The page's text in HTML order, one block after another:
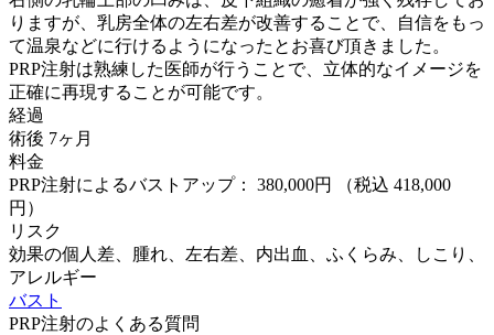
りますが、乳房全体の左右差が改善することで、自信をもっ
て温泉などに行けるようになったとお喜び頂きました。
PRP注射は熟練した医師が行うことで、立体的なイメージを
正確に再現することが可能です。
経過
術後 7ヶ月
料金
PRP注射によるバストアップ： 380,000円
（税込 418,000
円）
リスク
効果の個人差、腫れ、左右差、内出血、ふくらみ、しこり、
アレルギー
バスト
PRP注射のよくある質問